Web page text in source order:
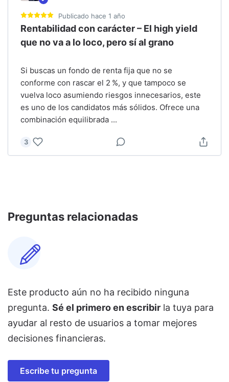
Publicado hace 1 año
Rentabilidad con carácter – El high yield
que no va a lo loco, pero sí al grano
Si buscas un fondo de renta fija que no se
conforme con rascar el 2 %, y que tampoco se
vuelva loco asumiendo riesgos innecesarios, este
es uno de los candidatos más sólidos. Ofrece una
combinación equilibrada ...
3
Preguntas relacionadas
Este producto aún no ha recibido ninguna
pregunta. Sé el primero en escribir la tuya para
ayudar al resto de usuarios a tomar mejores
decisiones financieras.
Escribe tu pregunta